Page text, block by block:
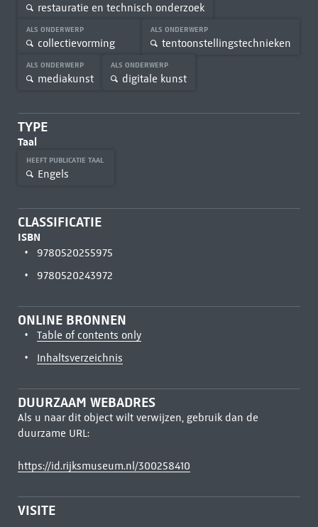
restauratie en technisch onderzoek
ALS ONDERWERP
collectievorming
ALS ONDERWERP
tentoonstellingstechnieken
ALS ONDERWERP
mediakunst
ALS ONDERWERP
digitale kunst
TYPE
Taal
HEEFT PUBLICATIE TAAL
Engels
CLASSIFICATIE
ISBN
9780520255975
9780520243972
ONLINE BRONNEN
Table of contents only
Inhaltsverzeichnis
DUURZAAM WEBADRES
Als u naar dit object wilt verwijzen, gebruik dan de
duurzame URL:
https://id.rijksmuseum.nl/300258410
VISITE